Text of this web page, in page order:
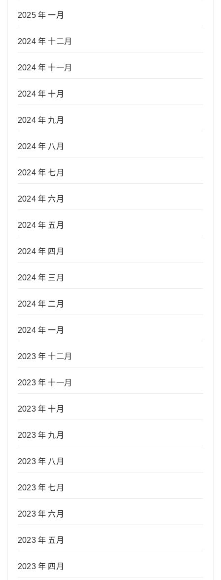
2025 年 一月
2024 年 十二月
2024 年 十一月
2024 年 十月
2024 年 九月
2024 年 八月
2024 年 七月
2024 年 六月
2024 年 五月
2024 年 四月
2024 年 三月
2024 年 二月
2024 年 一月
2023 年 十二月
2023 年 十一月
2023 年 十月
2023 年 九月
2023 年 八月
2023 年 七月
2023 年 六月
2023 年 五月
2023 年 四月